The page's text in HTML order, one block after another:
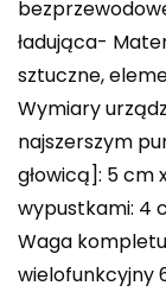
ładująca-
sztuczne,
Wymiary
najszerszym
głowicą]: 5 cm
wypustkami: 4
Waga
wielofunkcyjny